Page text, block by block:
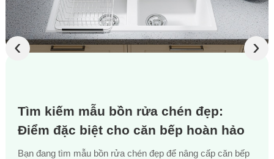
Tìm kiếm mẫu bồn rửa chén đẹp:
Điểm đặc biệt cho căn bếp hoàn hảo
Bạn đang tìm mẫu bồn rửa chén đẹp để nâng cấp căn bếp
‹ ›